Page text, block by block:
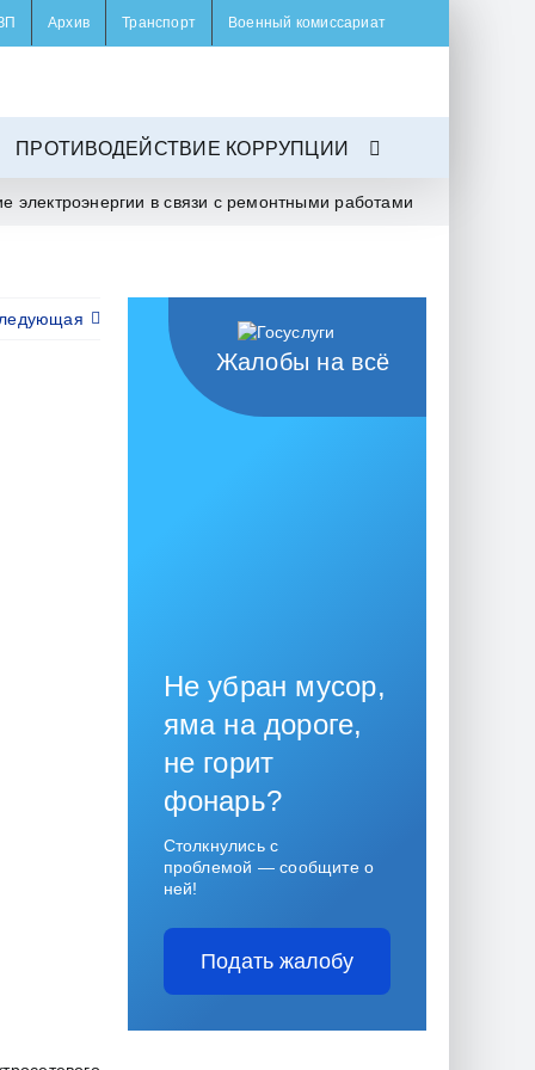
Архив Транспорт Военный комиссариат
ПРОТИВОДЕЙСТВИЕ КОРРУПЦИИ
электроэнергии в связи с ремонтными работами
Жалобы на всё
Не убран мусор,
яма на дороге,
не горит
фонарь?
Столкнулись с
проблемой — сообщите о
ней!
Подать жалобу